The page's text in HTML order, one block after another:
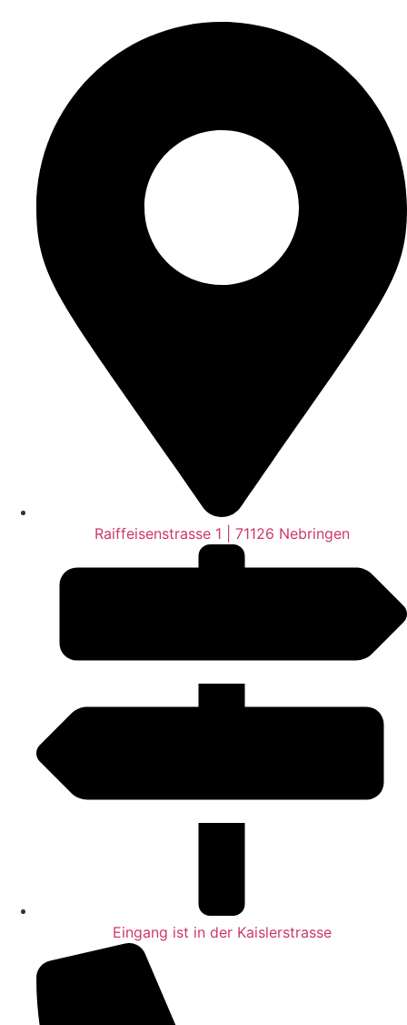
Raiffeisenstrasse 1 | 71126 Nebringen
Eingang ist in der Kaislerstrasse